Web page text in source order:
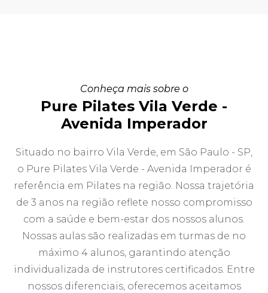
Conheça mais sobre o
Pure Pilates Vila Verde -
Avenida Imperador
Situado no bairro Vila Verde, em São Paulo - SP,
o Pure Pilates Vila Verde - Avenida Imperador é
referência em Pilates na região. Nossa trajetória
de 3 anos na região reflete nosso compromisso
com a saúde e bem-estar dos nossos alunos.
Nossas aulas são realizadas em turmas de no
máximo 4 alunos, garantindo atenção
individualizada de instrutores certificados. Entre
nossos diferenciais, oferecemos aceitamos